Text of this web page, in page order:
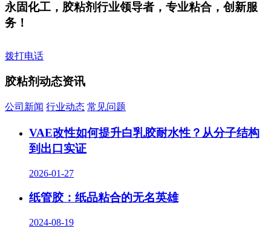
永固化工，胶粘剂行业领导者，专业粘合，创新服
务！
拨打电话
胶粘剂动态资讯
公司新闻 行业动态 常见问题
VAE改性如何提升白乳胶耐水性？从分子结构
到出口实证
2026-01-27
纸管胶：纸品粘合的无名英雄
2024-08-19